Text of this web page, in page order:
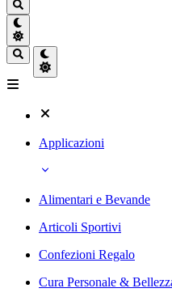
Applicazioni
Alimentari e Bevande
Articoli Sportivi
Confezioni Regalo
Cura Personale &